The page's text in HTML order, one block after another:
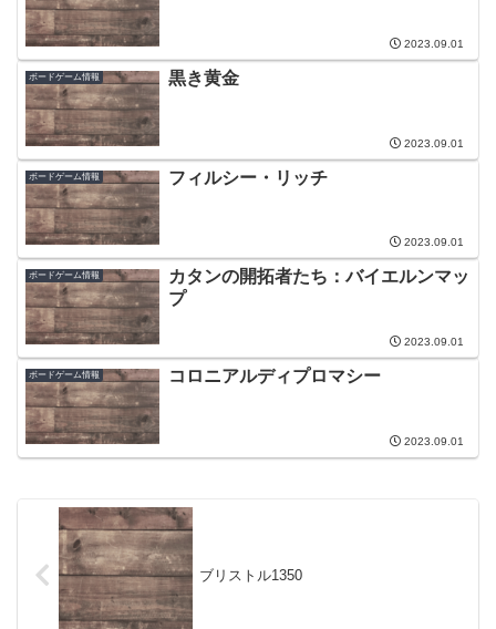
2023.09.01
ボードゲーム情報 黒き黄金
2023.09.01
ボードゲーム情報 フィルシー・リッチ
2023.09.01
ボードゲーム情報
カタンの開拓者たち：バイエルンマッ
プ
2023.09.01
ボードゲーム情報 コロニアルディプロマシー
2023.09.01
ブリストル1350